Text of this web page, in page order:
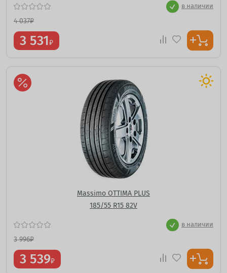
в наличии
4 037₽
3 531₽
Massimo OTTIMA PLUS
185/55 R15 82V
в наличии
3 996₽
3 539₽